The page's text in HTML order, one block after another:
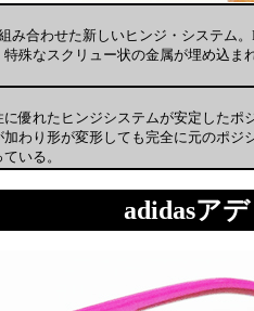
み合わせた新しいヒンジ・システム。
殊なスクリュー状の金属が埋め込ま
優れたヒンジシステムが安定したポ
わり形が変形しても完全に元のポジ
いる。
adidasア